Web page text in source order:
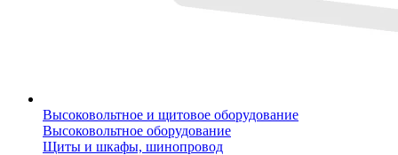
Высоковольтное и щитовое оборудование
Высоковольтное оборудование
Щиты и шкафы, шинопровод